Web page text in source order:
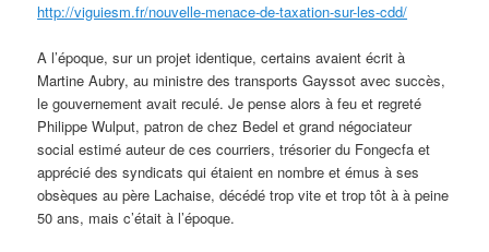
http://viguiesm.fr/nouvelle-menace-de-taxation-sur-les-cdd/
A l’époque, sur un projet identique, certains avaient écrit à
Martine Aubry, au ministre des transports Gayssot avec succès,
le gouvernement avait reculé. Je pense alors à feu et regreté
Philippe Wulput, patron de chez Bedel et grand négociateur
social estimé auteur de ces courriers, trésorier du Fongecfa et
apprécié des syndicats qui étaient en nombre et émus à ses
obsèques au père Lachaise, décédé trop vite et trop tôt à à peine
50 ans, mais c’était à l’époque.